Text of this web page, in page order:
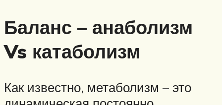
Баланс – анаболизм
Vs катаболизм
Как известно, метаболизм – это